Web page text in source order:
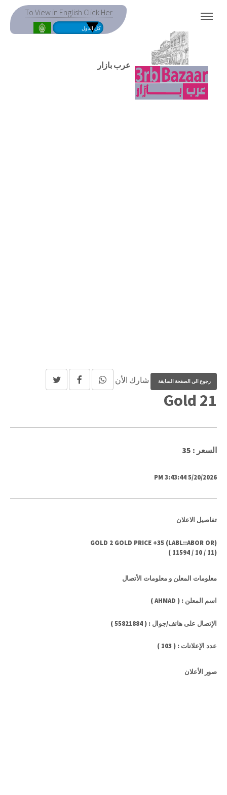
To View in English Click Her
عرب بازار
شارك الأن
Gold 21
السعر : 35
5/20/2026 3:43:44 PM
تفاصيل الاعلان
GOLD 2 GOLD PRICE +35 (LABL::ABOR OR)
(
11
/
10
/
11594
)
معلومات المعلن و معلومات الأتصال
اسم المعلن : ( AHMAD )
الإتصال على هاتف/جوال : ( 55821884 )
عدد الإعلانات : ( 103 )
صور الأعلان